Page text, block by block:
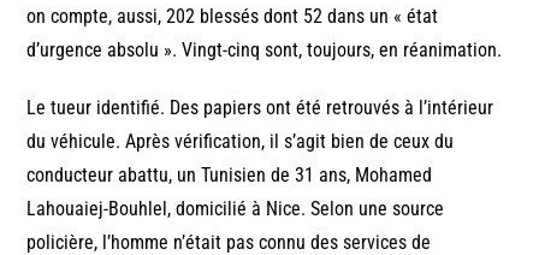
on compte, aussi, 202 blessés dont 52 dans un « état
d’urgence absolu ». Vingt-cinq sont, toujours, en réanimation.
Le tueur identifié. Des papiers ont été retrouvés à l’intérieur
du véhicule. Après vérification, il s’agit bien de ceux du
conducteur abattu, un Tunisien de 31 ans, Mohamed
Lahouaiej-Bouhlel, domicilié à Nice. Selon une source
policière, l’homme n’était pas connu des services de